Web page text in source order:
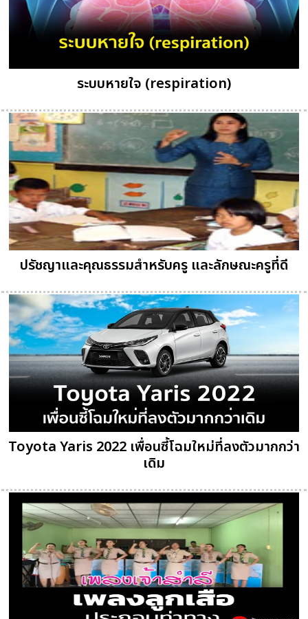
ระบบหายใจ (respiration)
ปรัชญาและคุณธรรมสำหรับครู และลักษณะครูที่ดี
Toyota Yaris 2022 เพื่อนซี้โฉมใหม่ที่ลงตัวมากกว่า
เดิม